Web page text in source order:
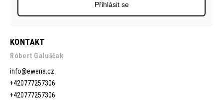
KONTAKT
Róbert Galuščak
info@ewena.cz
+420777257306
+420777257306
Přihlásit se